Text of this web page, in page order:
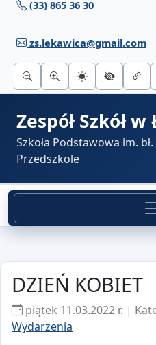
Przejdź do treści
(33) 865 36 30
zs.lekawica@gmail.com
Zespół Szkół
Szkoła Podstawowa im.
Przedszkole
DZIEŃ KOBIET
piątek 11.03.2022 r. |
Wydarzenia